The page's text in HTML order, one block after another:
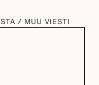
/ MUU VIESTI